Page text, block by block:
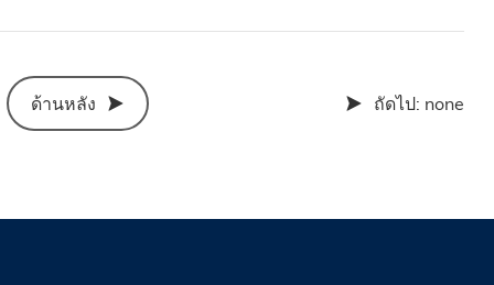
ด้านหลัง ถัดไป: none